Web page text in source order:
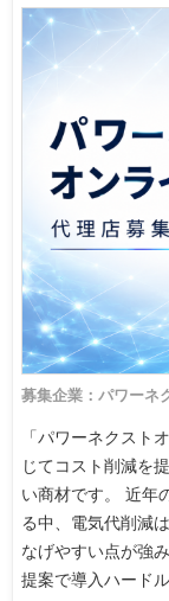
募集企業：パワーネ
「パワーネクスト
じてコスト削減を
い商材です。 近年
る中、電気代削減
なげやすい点が強
提案で導入ハード